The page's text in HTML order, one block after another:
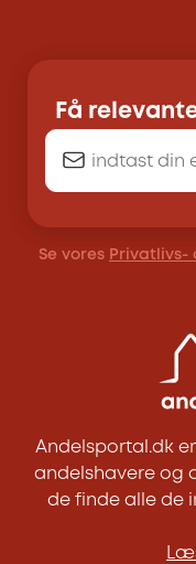
Få
Se vores Privatlivs-
Andelsportal.dk
andelshavere og
de finde alle de